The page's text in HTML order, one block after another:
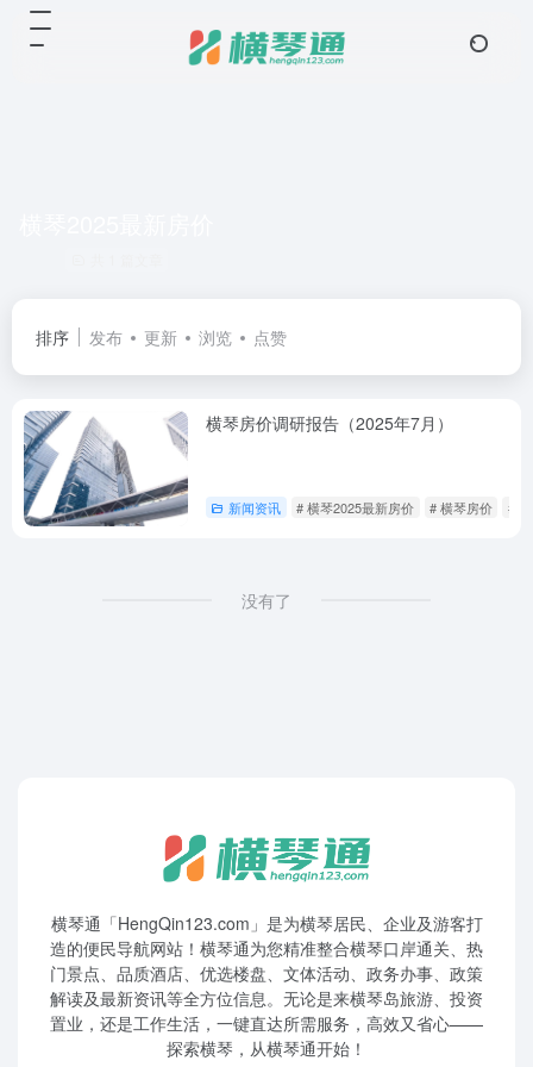
排序 发布 更新 浏览 点赞
横琴房价调研报告（2025年7月）
新闻资讯 # 横琴2025最新房价 # 横琴房价 #
没有了
横琴通「HengQin123.com」是为横琴居民、企业及游客打
造的便民导航网站！横琴通为您精准整合横琴口岸通关、热
门景点、品质酒店、优选楼盘、文体活动、政务办事、政策
解读及最新资讯等全方位信息。无论是来横琴岛旅游、投资
置业，还是工作生活，一键直达所需服务，高效又省心——
探索横琴，从横琴通开始！